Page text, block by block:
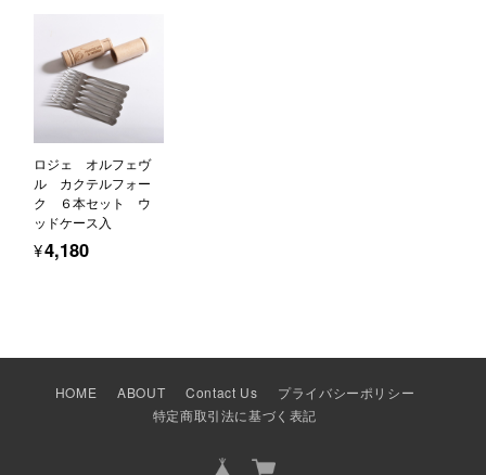
ロジェ オルフェヴ
ル カクテルフォー
ク ６本セット ウ
ッドケース入
¥4,180
HOME ABOUT Contact Us
プライバシーポリシー
特定商取引法に基づく表記